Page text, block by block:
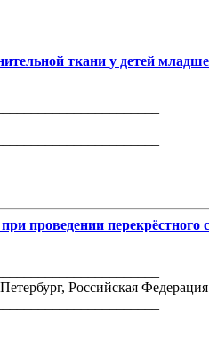
ткани у детей
проведении перекрёстного
Российская Федерация